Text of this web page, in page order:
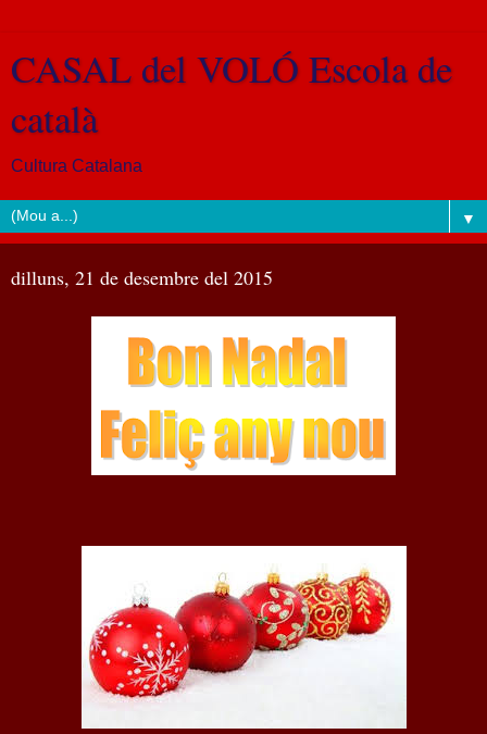
CASAL del VOLÓ Escola de
català
Cultura Catalana
▼
dilluns, 21 de desembre del 2015